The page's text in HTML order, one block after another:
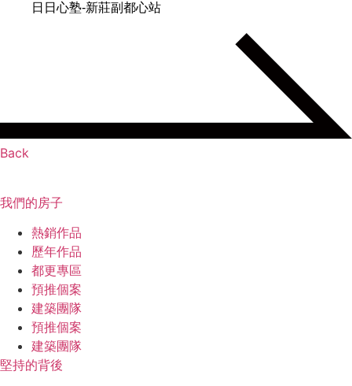
日日心塾-新莊副都心站
Back
我們的房子
熱銷作品
歷年作品
都更專區
預推個案
建築團隊
預推個案
建築團隊
堅持的背後